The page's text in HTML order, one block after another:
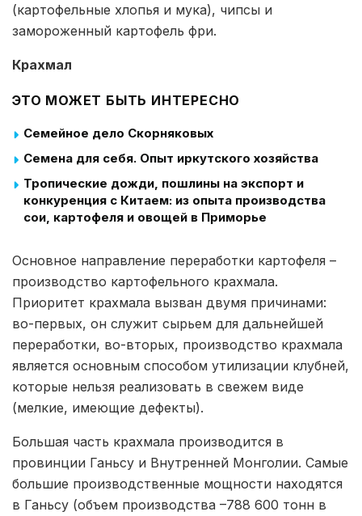
(картофельные хлопья и мука), чипсы и
замороженный картофель фри.
Крахмал
ЭТО МОЖЕТ БЫТЬ ИНТЕРЕСНО
Семейное дело Скорняковых
Семена для себя. Опыт иркутского хозяйства
Тропические дожди, пошлины на экспорт и
конкуренция с Китаем: из опыта производства
сои, картофеля и овощей в Приморье
Основное направление переработки картофеля –
производство картофельного крахмала.
Приоритет крахмала вызван двумя причинами:
во-первых, он служит сырьем для дальнейшей
переработки, во-вторых, производство крахмала
является основным способом утилизации клубней,
которые нельзя реализовать в свежем виде
(мелкие, имеющие дефекты).
Большая часть крахмала производится в
провинции Ганьсу и Внутренней Монголии. Самые
большие производственные мощности находятся
в Ганьсу (объем производства –788 600 тонн в